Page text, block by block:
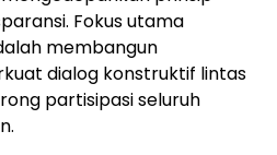
Fokus utama
membangun
dialog konstruktif lintas
partisipasi seluruh